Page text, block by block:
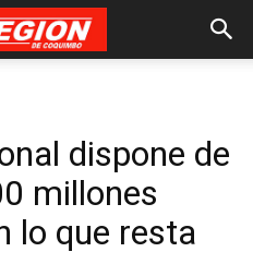
dispone de
millones
lo que resta